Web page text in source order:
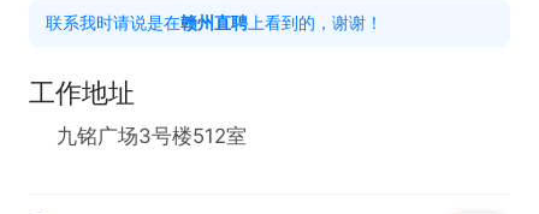
联系我时请说是在赣州直聘 上看到的，谢谢！
工作地址
九铭广场3号楼512室